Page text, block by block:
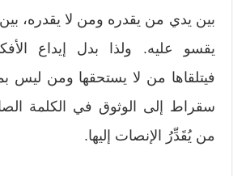
بين يدي من يقدره ومن لا يقدره،
يقسو عليه. ولذا بدل إيداع
فيتلقاها من لا يستحقها ومن ليس
سقراط إلى الوثوق في الكلمة
من يُقَدِّرُ الإنصات إليها.